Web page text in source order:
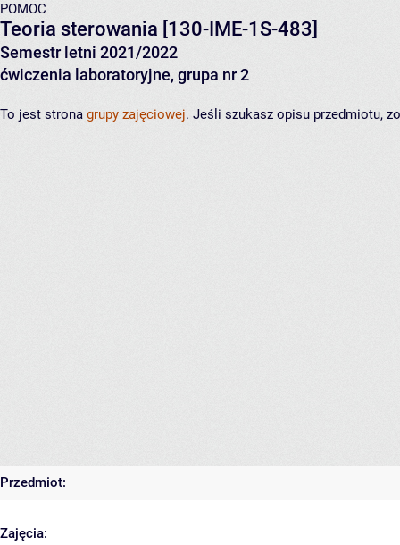
POMOC
Teoria sterowania [130-IME-1S-483]
Semestr letni 2021/2022
ćwiczenia laboratoryjne, grupa nr 2
To jest strona grupy zajęciowej. Jeśli szukasz opisu przedmiotu,
Przedmiot:
Zajęcia: